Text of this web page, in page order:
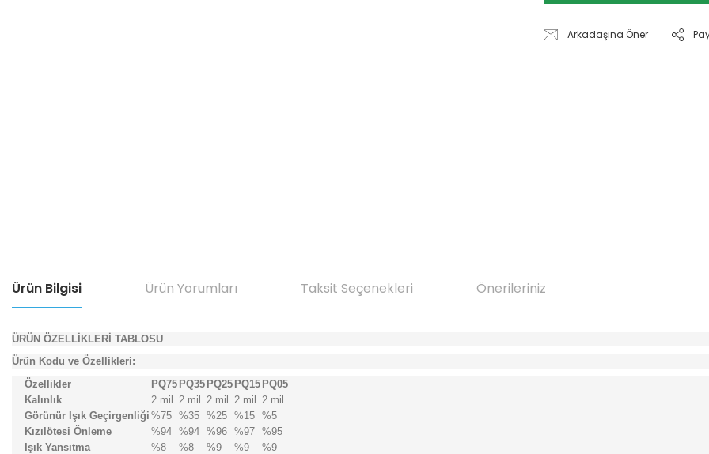
Arkadaşına Öner
Ürün Bilgisi Ürün Yorumları Taksit Seçenekleri Önerileriniz
ÜRÜN ÖZELLİKLERİ TABLOSU
Ürün Kodu ve Özellikleri:
Özellikler
PQ75 PQ35 PQ25 PQ15 PQ05
Kalınlık
2 mil 2 mil 2 mil 2 mil
2 mil
Görünür Işık Geçirgenliği %75 %35 %25 %15 %5
Kızılötesi Önleme
%94 %94 %96 %97 %95
Işık Yansıtma
%8 %8 %9 %9
%9